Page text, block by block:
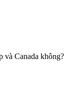
và Canada không?